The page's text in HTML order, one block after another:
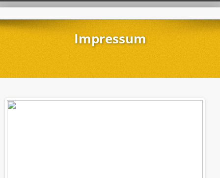
Impressum